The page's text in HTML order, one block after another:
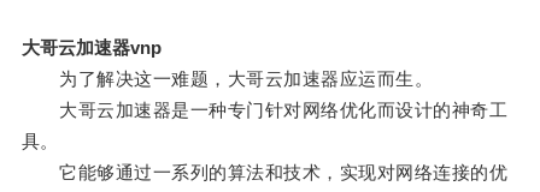
大哥云加速器vnp
为了解决这一难题，大哥云加速器应运而生。
大哥云加速器是一种专门针对网络优化而设计的神奇工
具。
它能够通过一系列的算法和技术，实现对网络连接的优